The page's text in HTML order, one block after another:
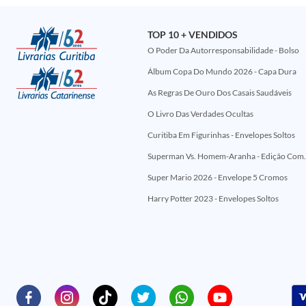
TOP 10 + VENDIDOS
O Poder Da Autorresponsabilidade - Bolso
Álbum Copa Do Mundo 2026 - Capa Dura
As Regras De Ouro Dos Casais Saudáveis
O Livro Das Verdades Ocultas
Curitiba Em Figurinhas - Envelopes Soltos
Superman Vs. Homem-
Super Mario 2026 - Envelope 5 Cromos
Harry Potter 2023 - Envelopes Soltos